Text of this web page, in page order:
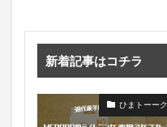
新着記事はコチラ
ひまトーーク